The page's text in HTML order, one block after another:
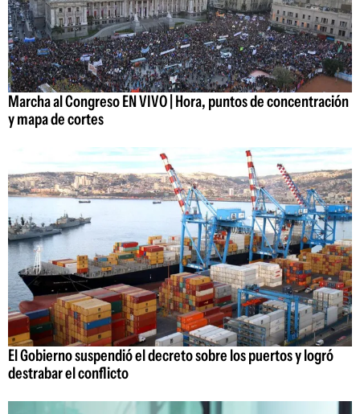
Marcha al Congreso EN VIVO | Hora, puntos de concentración
y mapa de cortes
El Gobierno suspendió el decreto sobre los puertos y logró
destrabar el conflicto